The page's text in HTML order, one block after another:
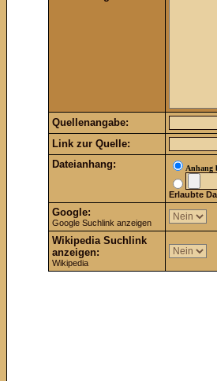
Quellenangabe:
Link zur Quelle:
Dateianhang:
Anhang
Erlaubte
Google:
Google Suchlink anzeigen
Wikipedia Suchlink
anzeigen:
Wikipedia